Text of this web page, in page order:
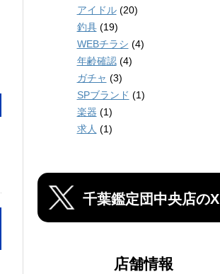
アイドル(20)
釣具(19)
WEBチラシ (4)
年齢確認(4)
ガチャ (3)
SPブランド (1)
楽器 (1)
求人 (1)
千葉鑑定団中央店のX
店舗情報